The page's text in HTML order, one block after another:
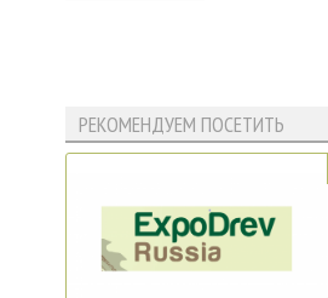
РЕКОМЕНДУЕМ ПОСЕТИТЬ